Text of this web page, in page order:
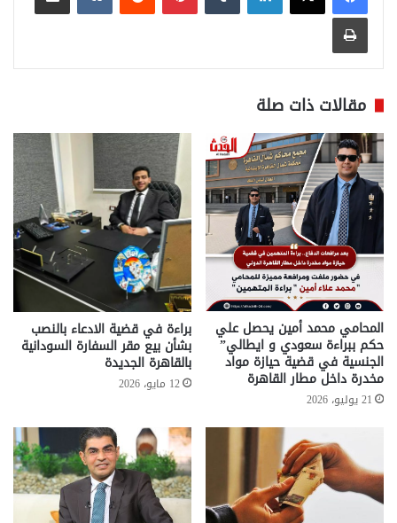
طباعة
مقالات ذات صلة
المحامي محمد أمين يحصل علي
حكم ببراءة سعودي و ايطالي”
الجنسية في قضية حيازة مواد
مخدرة داخل مطار القاهرة
21 يوليو، 2026
براءة في قضية الادعاء بالنصب
بشأن بيع مقر السفارة السودانية
بالقاهرة الجديدة
12 مايو، 2026